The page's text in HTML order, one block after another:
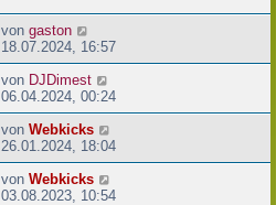
von gaston
18.07.2024, 16:57
von DJDimest
06.04.2024, 00:24
von Webkicks
26.01.2024, 18:04
von Webkicks
03.08.2023, 10:54